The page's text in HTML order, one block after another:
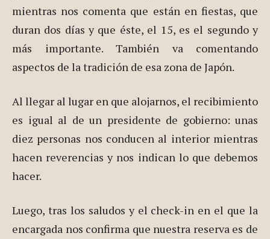
mientras nos comenta que están en fiestas, que
duran dos días y que éste, el 15, es el segundo y
más importante. También va comentando
aspectos de la tradición de esa zona de Japón.
Al llegar al lugar en que alojarnos, el recibimiento
es igual al de un presidente de gobierno: unas
diez personas nos conducen al interior mientras
hacen reverencias y nos indican lo que debemos
hacer.
Luego, tras los saludos y el check-in en el que la
encargada nos confirma que nuestra reserva es de